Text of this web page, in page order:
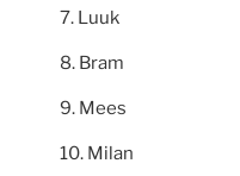
Luuk
Bram
Mees
Milan